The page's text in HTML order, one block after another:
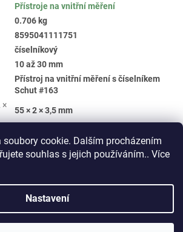
soubory cookie. Dalším procházením
souhlas s jejich používáním.. Více
Nastavení
Přístroje na vnitřní měření
0.706 kg
8595041111751
číselníkový
10 až 30 mm
Přístroj na vnitřní měření s číselníkem
Schut #163
×
55 × 2 × 3,5 mm